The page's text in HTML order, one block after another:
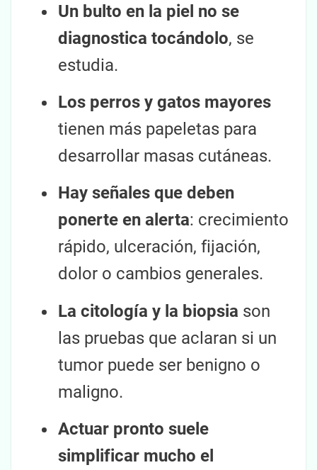
Un bulto en la piel no se
diagnostica tocándolo, se
estudia.
Los perros y gatos mayores
tienen más papeletas para
desarrollar masas cutáneas.
Hay señales que deben
ponerte en alerta: crecimiento
rápido, ulceración, fijación,
dolor o cambios generales.
La citología y la biopsia son
las pruebas que aclaran si un
tumor puede ser benigno o
maligno.
Actuar pronto suele
simplificar mucho el